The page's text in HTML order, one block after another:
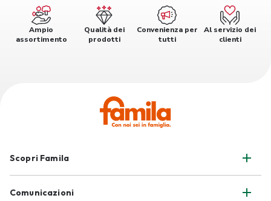
Ampio
assortimento
Qualità dei
prodotti
Convenienza per
tutti
Al servizio dei
clienti
Scopri Famila
Comunicazioni